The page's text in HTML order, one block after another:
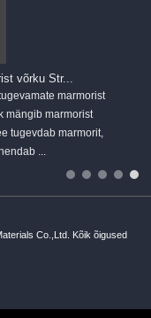
võrku Str...
marmorist
mängib marmorist
tugevdab marmorit,
...
Co.,Ltd. Kõik õigused